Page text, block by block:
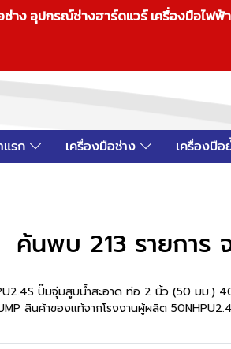
าง อุปกรณ์ช่างฮาร์ดแวร์ เครื่องมือไฟ
แรก เครื่องมือช่าง เครื่องมือ
ค้นพบ 213 รายการ
ปั๊มจุ่มสูบน้ำสะอาด ท่อ 2 นิ้ว (50 มม.)
สินค้าของแท้จากโรงงานผู้ผลิต